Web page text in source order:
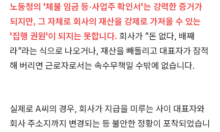
노동청의 '체불 임금 등·사업주 확인서'는 강력한 증거가
되지만, 그 자체로 회사의 재산을 강제로 가져올 수 있는
'집행 권원'이 되지는 못합니다. 회사가 "돈 없다, 배째
라"라는 식으로 나오거나, 재산을 빼돌리고 대표자가 잠적
해 버리면 근로자로서는 속수무책일 수밖에 없습니다.
실제로 A씨의 경우, 회사가 지급을 미루는 사이 대표자와
회사 주소지까지 변경되는 등 불안한 정황이 포착되었습니